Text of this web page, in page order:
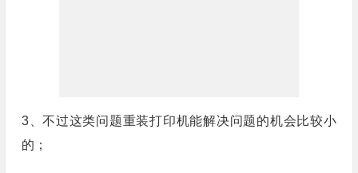
3、不过这类问题重装打印机能解决问题的机会比较小
的；